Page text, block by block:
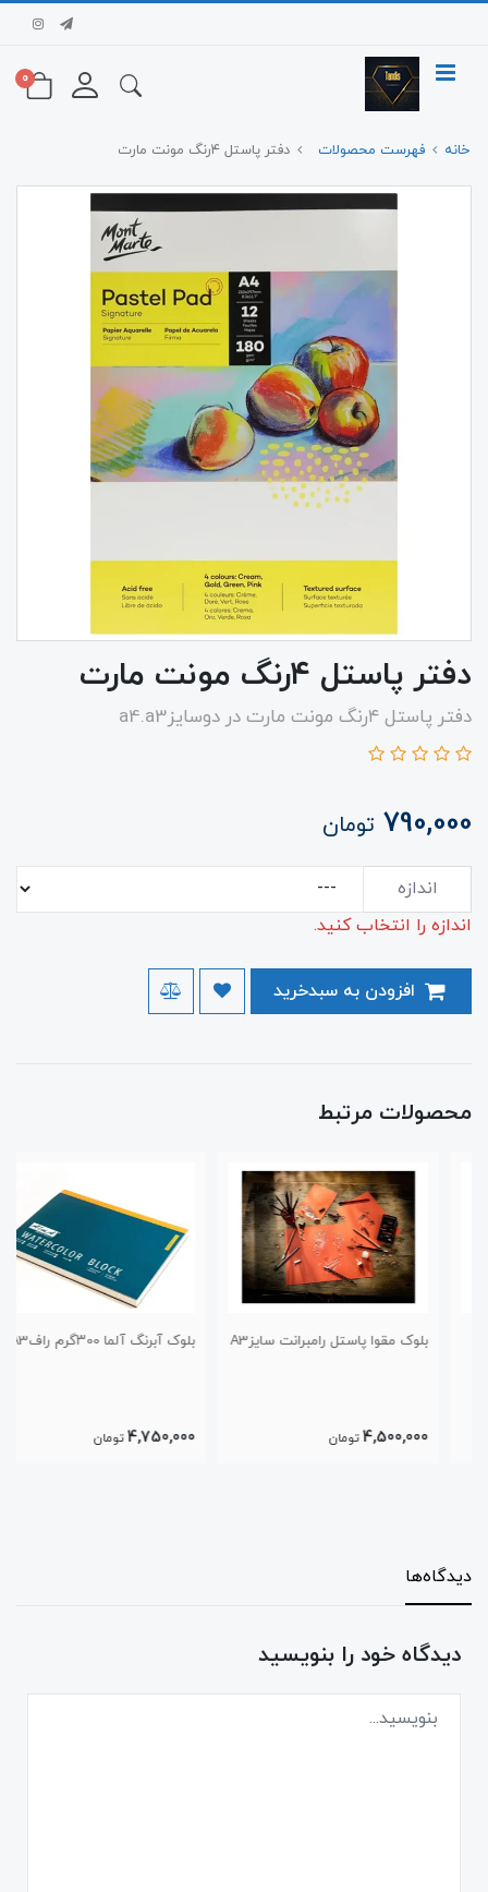
0
خانه فهرست محصولات دفتر پاستل ۴رنگ مونت مارت
دفتر پاستل ۴رنگ مونت مارت
دفتر پاستل ۴رنگ مونت مارت در دوسایزa4.a3
790,000 تومان
اندازه
اندازه را انتخاب کنید.
محصولات مرتبط
بلوک مقوا پاستل رامبرانت سایزA3
4,500,000 تومان
بلوک آبرنگ آلما ۳00گرم رافA3
4,750,000 تومان
دیدگاه‌ها
دیدگاه خود را بنویسید